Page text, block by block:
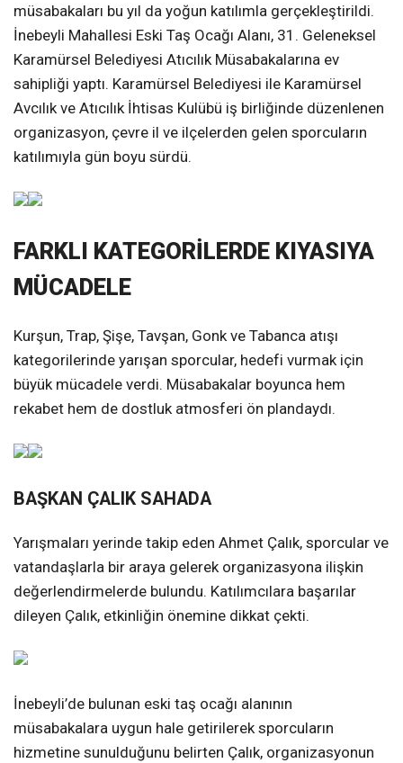
müsabakaları bu yıl da yoğun katılımla gerçekleştirildi.
İnebeyli Mahallesi Eski Taş Ocağı Alanı, 31. Geleneksel
Karamürsel Belediyesi Atıcılık Müsabakalarına ev
sahipliği yaptı. Karamürsel Belediyesi ile Karamürsel
Avcılık ve Atıcılık İhtisas Kulübü iş birliğinde düzenlenen
organizasyon, çevre il ve ilçelerden gelen sporcuların
katılımıyla gün boyu sürdü.
FARKLI KATEGORİLERDE KIYASIYA
MÜCADELE
Kurşun, Trap, Şişe, Tavşan, Gonk ve Tabanca atışı
kategorilerinde yarışan sporcular, hedefi vurmak için
büyük mücadele verdi. Müsabakalar boyunca hem
rekabet hem de dostluk atmosferi ön plandaydı.
BAŞKAN ÇALIK SAHADA
Yarışmaları yerinde takip eden Ahmet Çalık, sporcular ve
vatandaşlarla bir araya gelerek organizasyona ilişkin
değerlendirmelerde bulundu. Katılımcılara başarılar
dileyen Çalık, etkinliğin önemine dikkat çekti.
İnebeyli’de bulunan eski taş ocağı alanının
müsabakalara uygun hale getirilerek sporcuların
hizmetine sunulduğunu belirten Çalık, organizasyonun